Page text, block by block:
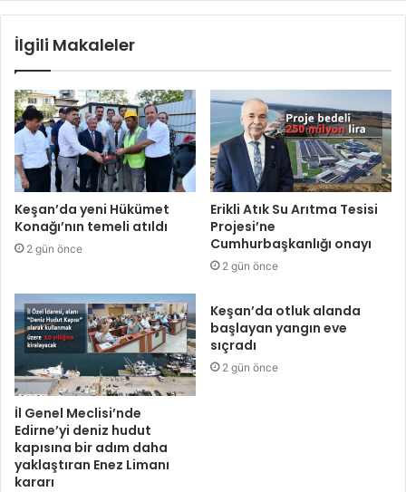
İlgili Makaleler
Keşan’da yeni Hükümet
Konağı’nın temeli atıldı
2 gün önce
Erikli Atık Su Arıtma Tesisi
Projesi’ne
Cumhurbaşkanlığı onayı
2 gün önce
İl Genel Meclisi’nde
Edirne’yi deniz hudut
kapısına bir adım daha
yaklaştıran Enez Limanı
kararı
Keşan’da otluk alanda
başlayan yangın eve
sıçradı
2 gün önce